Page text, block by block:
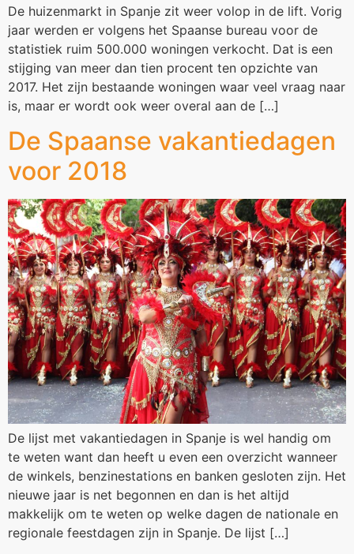
De huizenmarkt in Spanje zit weer volop in de lift. Vorig
jaar werden er volgens het Spaanse bureau voor de
statistiek ruim 500.000 woningen verkocht. Dat is een
stijging van meer dan tien procent ten opzichte van
2017. Het zijn bestaande woningen waar veel vraag naar
is, maar er wordt ook weer overal aan de […]
De Spaanse vakantiedagen
voor 2018
De lijst met vakantiedagen in Spanje is wel handig om
te weten want dan heeft u even een overzicht wanneer
de winkels, benzinestations en banken gesloten zijn. Het
nieuwe jaar is net begonnen en dan is het altijd
makkelijk om te weten op welke dagen de nationale en
regionale feestdagen zijn in Spanje. De lijst […]